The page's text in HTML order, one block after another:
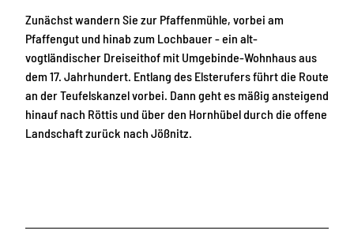
Zunächst wandern Sie zur Pfaffenmühle, vorbei am
Pfaffengut und hinab zum Lochbauer - ein alt-
vogtländischer Dreiseithof mit Umgebinde-Wohnhaus aus
dem 17. Jahrhundert. Entlang des Elsterufers führt die Route
an der Teufelskanzel vorbei. Dann geht es mäßig ansteigend
hinauf nach Röttis und über den Hornhübel durch die offene
Landschaft zurück nach Jößnitz.